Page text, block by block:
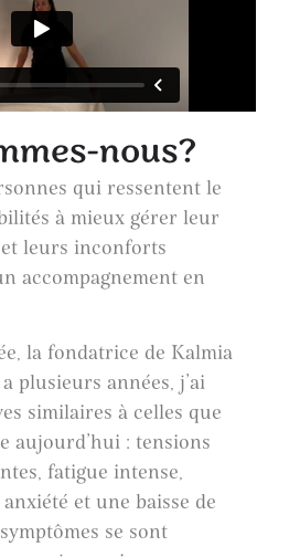
nous?
qui ressentent le
à mieux gérer leur
leurs inconforts
accompagnement en
la fondatrice de Kalmia
plusieurs années, j’ai
similaires à celles que
aujourd’hui : tensions
fatigue intense,
et une baisse de
se sont